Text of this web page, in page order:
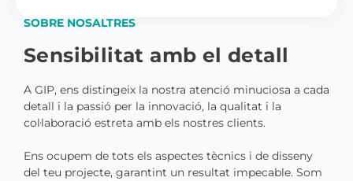
SOBRE NOSALTRES
Sensibilitat amb el detall
A GIP, ens distingeix la nostra atenció minuciosa a cada
detall i la passió per la innovació, la qualitat i la
col·laboració estreta amb els nostres clients.
Ens ocupem de tots els aspectes tècnics i de disseny
del teu projecte, garantint un resultat impecable. Som